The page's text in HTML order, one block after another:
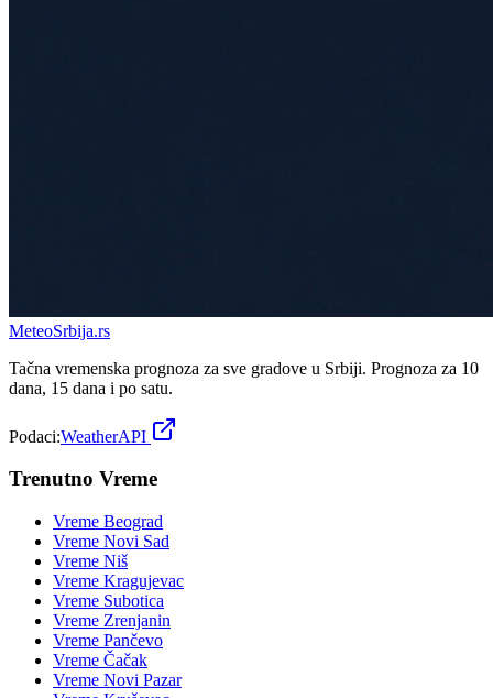
MeteoSrbija.rs
Tačna vremenska prognoza za sve gradove u Srbiji. Prognoza za 10
dana, 15 dana i po satu.
Podaci:WeatherAPI
Trenutno Vreme
Vreme Beograd
Vreme Novi Sad
Vreme Niš
Vreme Kragujevac
Vreme Subotica
Vreme Zrenjanin
Vreme Pančevo
Vreme Čačak
Vreme Novi Pazar